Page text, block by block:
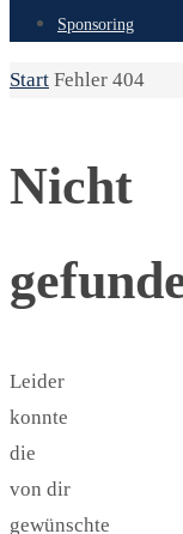
Sponsoring
Start Fehler 404
Nicht
Leider
konnte
die
von dir
gewünschte